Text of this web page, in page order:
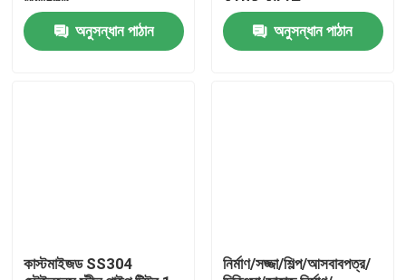
ভিডিও
অনুসন্ধান পাঠান
অনুসন্ধান পাঠান
কাস্টমাইজড SS304
নির্মাণ/সজ্জা/শিল্প/আসবাবপত্র/